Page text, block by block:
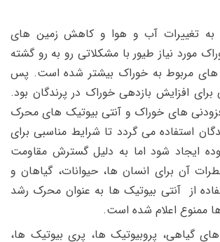
به تغییرات آب و هوا و کاهش زمین های
مورد نیاز طیور با مشکلاتی رو به رو گشته
های مربوط به خوراک بیشتر شده است. پس
برای افزایش بازدهی خوراک در پرندگان بود.
های خوراک و آنتی بیوتیک های محرک
استفاده می گردد تا شرایط مناسبی برای
ایجاد شود اما به دلیل گسترش مقاومت
آن برای انسان ها، حیوانات، گیاهان و
از آنتی بیوتیک ها به عنوان محرک رشد
ممنوع اعلام شده است.
های گیاهی، پروبیوتیک ها، پری بیوتیک ها،